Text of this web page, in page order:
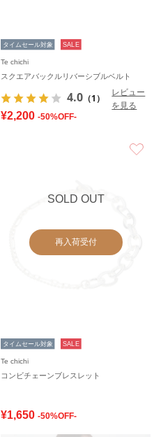
タイムセール対象 SALE
Te chichi
スクエアバックルリバーシブルベルト
4.0 （1）
レビュー
を見る
¥2,200 -50%OFF-
SOLD OUT
再入荷受付
タイムセール対象 SALE
Te chichi
コンビチェーンブレスレット
¥1,650 -50%OFF-